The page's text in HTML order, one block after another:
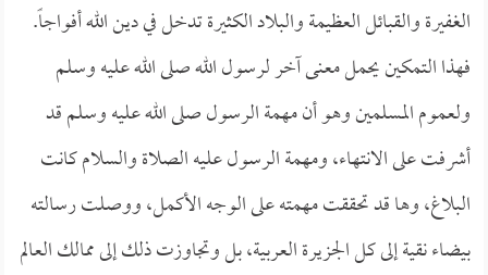
الغفيرة والقبائل العظيمة والبلاد الكثيرة تدخل في دين الله أفواجاً.
فهذا التمكين يحمل معنى آخر لرسول الله صلى الله عليه وسلم
ولعموم المسلمين وهو أن مهمة الرسول صلى الله عليه وسلم قد
أشرفت على الانتهاء، ومهمة الرسول عليه الصلاة والسلام كانت
البلاغ، وها قد تحققت مهمته على الوجه الأكمل، ووصلت رسالته
بيضاء نقية إلى كل الجزيرة العربية، بل وتجاوزت ذلك إلى ممالك العالم